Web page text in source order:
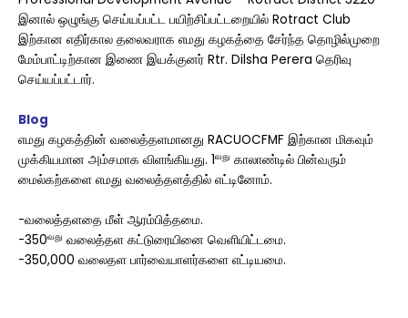
இனால் ஒழுங்கு செய்யப்பட்ட பயிற்சிப்பட்டறையில் Rotract Club
இற்கான எதிர்கால தலைவராக எமது கழகத்தை சேர்ந்த தொழில்முறை
மேம்பாட்டிற்கான இணை இயக்குனர் Rtr. Dilsha Perera தெரிவு
செய்யப்பட்டார்.
Blog
எமது கழகத்தின் வலைத்தளமானது RACUOCFMF இற்கான மிகவு‌ம்
முக்கியமான அம்சமாக விளங்கியது. 1வது காலாண்டில் பின்வரும்
மைல்கற்களை எமது வலைத்தளத்தில் எட்டினோம்.
-வலைத்தளதை மீள் ஆரம்பித்தமை.
-350வது வலைத்தள கட்டுரையினை வெளியிட்டமை.
-350,000 வலைதள பார்வையாளர்களை எட்டியமை.